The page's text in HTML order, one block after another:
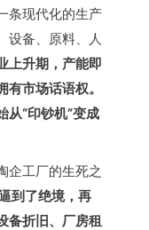
条现代化的生产
设备、原料、人
上升期，产能即
市场话语权。
从“印钞机”变成
企工厂的生死之
到了绝境，再
备折旧、厂房租